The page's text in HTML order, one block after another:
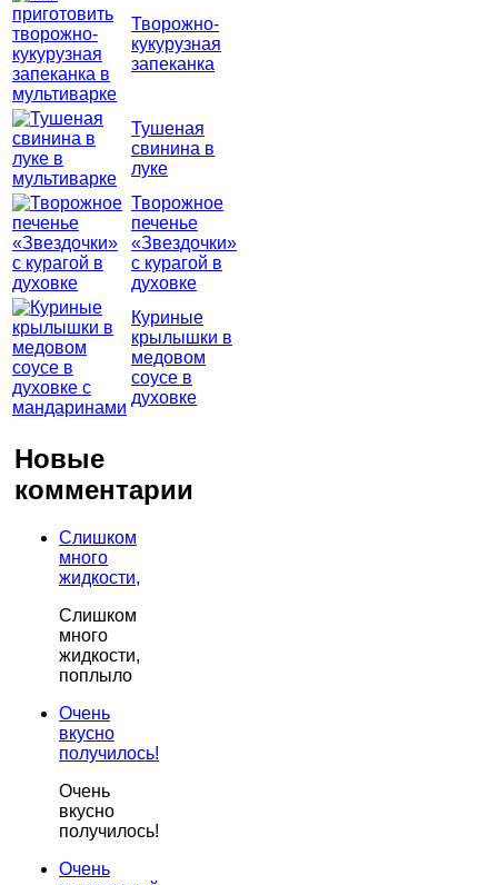
Творожно-
кукурузная
запеканка
Тушеная
свинина в
луке
Творожное
печенье
«Звездочки»
с курагой в
духовке
Куриные
крылышки в
медовом
соусе в
духовке
Новые
комментарии
Слишком
много
жидкости,
Слишком
много
жидкости,
поплыло
Очень
вкусно
получилось!
Очень
вкусно
получилось!
Очень